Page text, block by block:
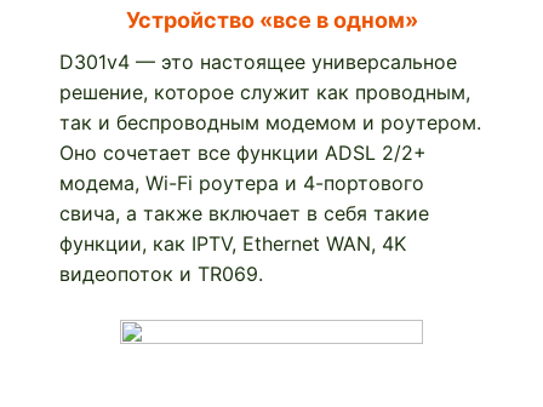
Устройство «все в одном»
D301v4 — это настоящее универсальное
решение, которое служит как проводным,
так и беспроводным модемом и роутером.
Оно сочетает все функции ADSL 2/2+
модема, Wi-Fi роутера и 4-портового
свича, а также включает в себя такие
функции, как IPTV, Ethernet WAN, 4K
видеопоток и TR069.